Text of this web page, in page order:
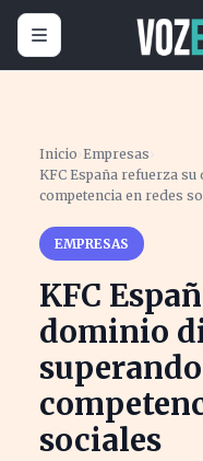
Inicio ›Empresas ›
KFC España refuerza
competencia en redes
EMPRESAS
KFC
dominio
sociales